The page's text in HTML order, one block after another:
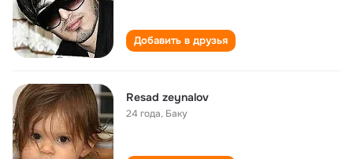
Добавить в друзья
Resad zeynalov
24 года, Баку